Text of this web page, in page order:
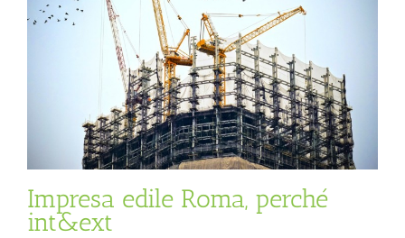
Impresa edile Roma, perché
int&ext